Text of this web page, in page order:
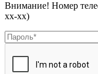
Внимание! Номер
хх-хх)